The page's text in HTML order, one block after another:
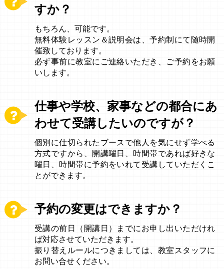
すか？
もちろん、可能です。
無料体験レッスン＆説明会は、予約制にて随時開
催致しております。
必ず事前に教室にご連絡いただき、ご予約をお願
いします。
仕事や学校、家事などの都合にあ
わせて受講したいのですが？
個別に仕切られたブースで他人を気にせず学べる
方式ですから、開講曜日、時間帯であれば好きな
曜日、時間帯に予約をいれて受講していただくこ
とができます。
予約の変更はできますか？
受講の前日（開講日）までにお申し出いただけれ
ば対応させていただきます。
振り替えルールにつきましては、教室スタッフに
お問い合せください。